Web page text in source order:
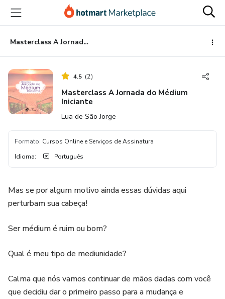
para
conteúdo
principal
para
pagamento
para
rodapé
Masterclass A Jornada do Médium Iniciante
4.5 (2)
Masterclass A Jornada do Médium
Iniciante
Lua de São Jorge
Formato: Cursos Online e Serviços de Assinatura
Idioma: Português
Mas se por algum motivo ainda essas dúvidas aqui
perturbam sua cabeça!
Ser médium é ruim ou bom?
Qual é meu tipo de mediunidade?
Calma que nós vamos continuar de mãos dadas com você
que decidiu dar o primeiro passo para a mudança e